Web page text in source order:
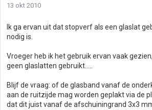
13 okt 2010
Ik ga ervan uit dat stopverf als een glaslat
nodig is.
Vroeger heb ik het gebruik ervan vaak
geen glaslatten gebruikt.....
Blijf de vraag: of de glasband vanaf de
aan de ruitzijde mag worden geplakt via de
dat dit juist vanaf de afschuiningrand 3x3